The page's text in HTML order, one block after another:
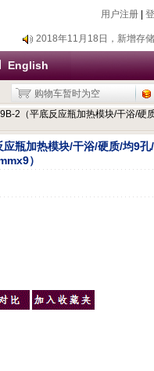
用户注册
2018年7月26日，新增除静
2018年11月18日，新增存
2016年9月20日，烧瓶塞降
2015年9月10日，调整加热
办公用品，U盘/移动硬盘
2018年7月26日，新增除静
2018年11月18日，新增存
办公用品，U盘/移动硬盘
English
购物车暂时为空
2（平底反应瓶加热模块/干浴/硬
瓶加热模块/干浴/硬质/均9
）